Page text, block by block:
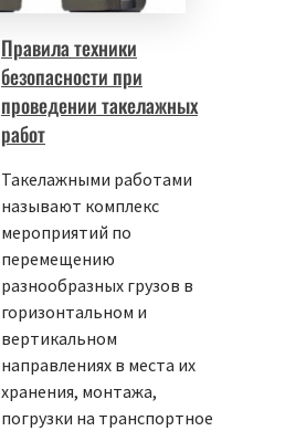
Правила техники
безопасности при
проведении такелажных
работ
Такелажными работами
называют комплекс
мероприятий по
перемещению
разнообразных грузов в
горизонтальном и
вертикальном
направлениях в места их
хранения, монтажа,
погрузки на транспортное